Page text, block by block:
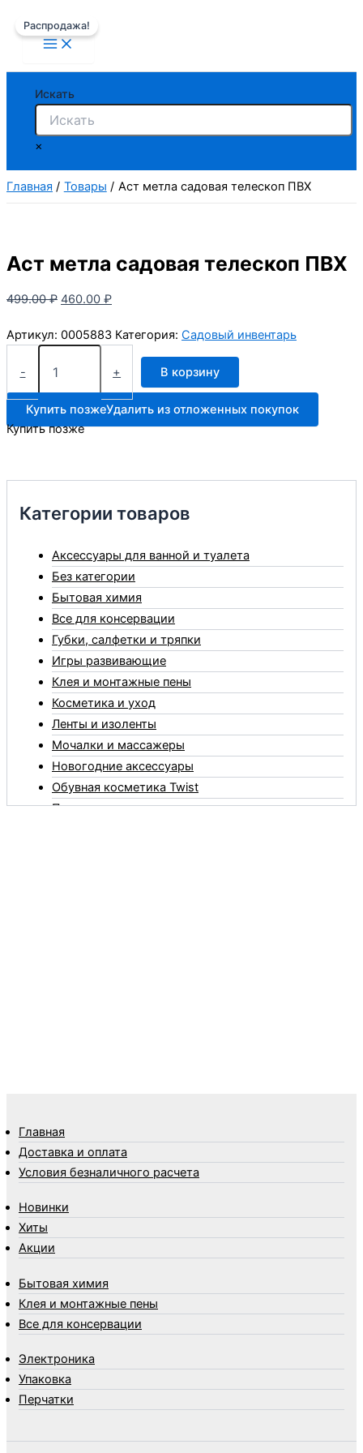
Искать
×
Главная Товары Аст метла садовая телескоп ПВХ
Категории товаров
Аксессуары для ванной и туалета
Без категории
Бытовая химия
Все для консервации
Губки, салфетки и тряпки
Игры развивающие
Клея и монтажные пены
Косметика и уход
Ленты и изоленты
Мочалки и массажеры
Новогодние аксессуары
Обувная косметика Twist
Пакеты и мешки
Товары для кухни
Товары для сада и огорода
Товары для туризма и отдыха
Упаковка
Фонари, лампы и удлинители
Швабры, стекломои, черенки и насадки
Шнуры, веревки и шпагаты
Электроника
Элементы питания
Распродажа!
Аст метла садовая телескоп ПВХ
499.00₽ Первоначальная
составляла
460.00 ₽Текущая
460.00 ₽.
Артикул: 0005883 Категория: Садовый инвентарь
-
Количество
метла
садовая
телескоп
+ В корзину
Купить позжеУдалить из отложенных покупок
Купить позже
Главная
Доставка и оплата
Условия безналичного расчета
Новинки
Хиты
Акции
Бытовая химия
Клея и монтажные пены
Все для консервации
Электроника
Упаковка
Перчатки